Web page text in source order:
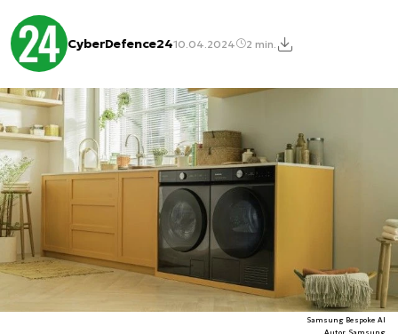
CyberDefence2410.04.2024 2 min.
Samsung Bespoke AI
Autor. Samsung